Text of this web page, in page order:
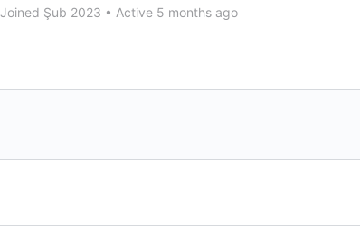
Joined Şub 2023 • Active 5 months ago